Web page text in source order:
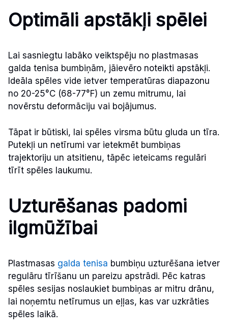
Optimāli apstākļi spēlei
Lai sasniegtu labāko veiktspēju no plastmasas
galda tenisa bumbiņām, jāievēro noteikti apstākļi.
Ideāla spēles vide ietver temperatūras diapazonu
no 20-25°C (68-77°F) un zemu mitrumu, lai
novērstu deformāciju vai bojājumus.
Tāpat ir būtiski, lai spēles virsma būtu gluda un tīra.
Putekļi un netīrumi var ietekmēt bumbiņas
trajektoriju un atsitienu, tāpēc ieteicams regulāri
tīrīt spēles laukumu.
Uzturēšanas padomi
ilgmūžībai
Plastmasas galda tenisa bumbiņu uzturēšana ietver
regulāru tīrīšanu un pareizu apstrādi. Pēc katras
spēles sesijas noslaukiet bumbiņas ar mitru drānu,
lai noņemtu netīrumus un eļļas, kas var uzkrāties
spēles laikā.